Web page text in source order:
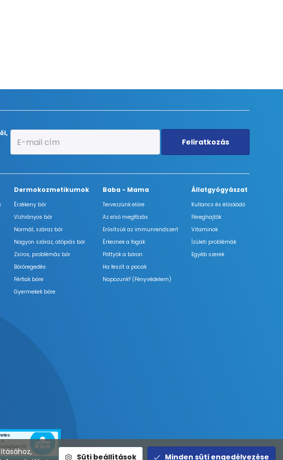
Feliratkozás
Dermokozmetikumok
Érzékeny bőr
Vízhiányos bőr
Normál, száraz bőr
Nagyon száraz, atópiás bőr
Zsíros, problémás bőr
Bőröregedés
Férfiak bőre
Gyermekek bőre
Baba - Mama
Tervezzünk előre
Az első megfázás
Erősítsük az immunrendszert
Érkeznek a fogak
Pöttyök a bőron
Ha feszít a pocak
Napozunk? (Fényvédelem)
Állatgyógyászat
Kullancs és élősködő
Féreghajtók
Vitaminok
Ízületi problémák
Egyéb szerek
Süti beállítások Minden süti engedélyezése